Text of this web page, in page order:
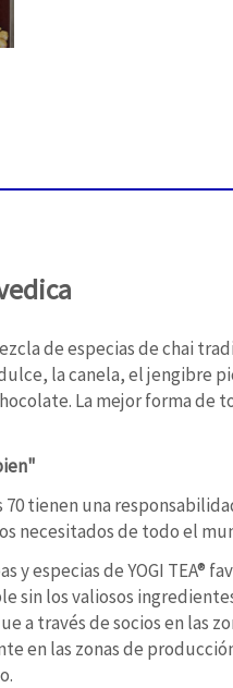
de especias de chai
la canela, el
La mejor forma de
70 tienen una
necesitados de todo el
y especias de YOGI
sin los valiosos
a través de socios en las
en las zonas de